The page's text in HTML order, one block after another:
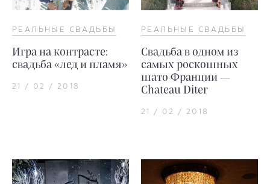
РЕАЛЬНЫЕ СВАДЬБЫ
Игра на контрасте:
свадьба «лед и пламя»
21 / 02 / 2018
РЕАЛЬНЫЕ СВАДЬБЫ
Свадьба в одном из
самых роскошных
шато Франции —
Chateau Diter
21 / 02 / 2018